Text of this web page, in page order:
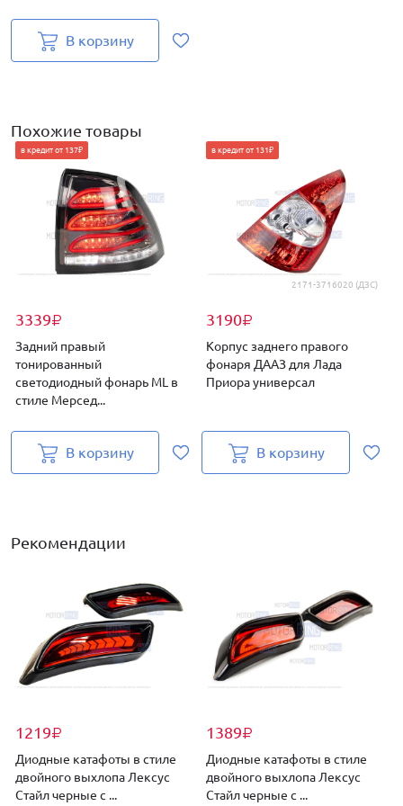
В корзину
Похожие товары
3339₽
в кредит от 137₽
Задний правый
тонированный
светодиодный фонарь ML в
стиле Мерсед...
В корзину
2171-3716020 (ДЗС)
3190₽
в кредит от 131₽
Корпус заднего правого
фонаря ДААЗ для Лада
Приора универсал
В корзину
Рекомендации
1219₽
Диодные катафоты в стиле
двойного выхлопа Лексус
Стайл черные с ...
1389₽
Диодные катафоты в стиле
двойного выхлопа Лексус
Стайл черные с ...